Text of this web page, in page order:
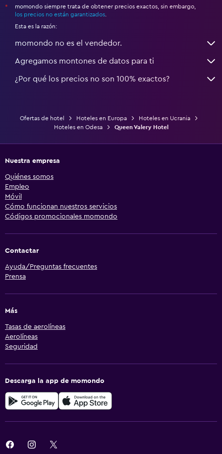
*
momondo siempre trata de obtener precios exactos, sin embargo,
los precios no están garantizados
Esta es la razón:
momondo no es el vendedor.
Agregamos montones de datos para ti
¿Por qué los precios no son 100% exactos?
Ofertas de hotel Hoteles en Europa
Hoteles en Ucrania
Hoteles en Odesa
Queen Valery Hotel
Nuestra empresa
Quiénes somos
Empleo
Móvil
Cómo funcionan nuestros servicios
Códigos promocionales momondo
Contactar
Ayuda/Preguntas frecuentes
Prensa
Más
Tasas de aerolíneas
Aerolíneas
Seguridad
Descarga la app de momondo